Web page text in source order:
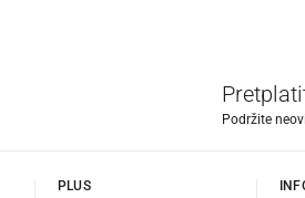
Podržite
PLUS